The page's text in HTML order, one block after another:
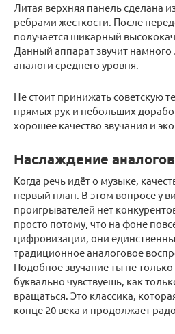
Литая верхняя панель сделана
ребрами жесткости. После
получается шикарный
Данный аппарат звучит
аналоги среднего уровня.
Не стоит принижать советскую
прямых рук и небольших
хорошее качество звучания и
Наслаждение
Когда речь идёт о музыке,
первый план. В этом вопросе у
проигрывателей нет
просто потому, что на фоне
цифровизации, они
традиционное аналоговое
Подобное звучание ты не
буквально чувствуешь, как
вращаться. Это классика,
конце 20 века и продолжает